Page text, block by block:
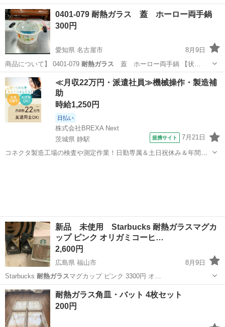
26.5c…
愛知 名古屋市 調理器具 耐熱ガラス
0401-079 耐熱ガラス 蓋 ホーロー両手鍋
300円
愛知県 名古屋市
8月9日
商品について】 0401-079 耐熱ガラス 蓋 ホーロー両手鍋 【状…
愛知 名古屋市 家電
≪月収22万円・派遣社員≫機械操作・製造補
助
時給1,250円
日払い
株式会社BREXA Next
茨城県 静駅
提携サイト 7月21日
コネクタ製造工場の検査や測定作業！日勤専属＆土日祝休み＆年間休
新品 未使用 Starbucks 耐熱ガラスマグカ
ップ ピンク オリガミコーヒ…
2,600円
広島県 福山市
8月9日
Starbucks 耐熱ガラス マグカップ ピンク 3300円 オ…
広島 福山市 食器
耐熱ガラス角皿・バット 4枚セット
200円